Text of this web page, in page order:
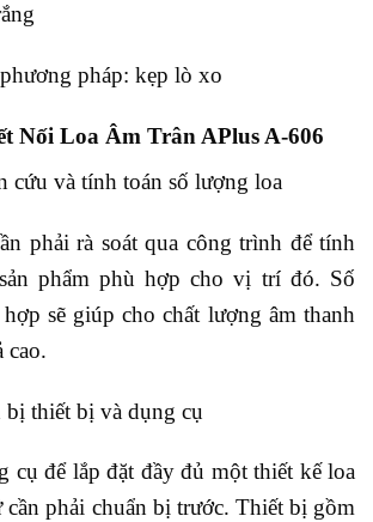
pháp: kẹp lò xo
Nối Loa Âm Trân APlus A-606
cứu và tính toán số lượng loa
phải rà soát qua công trình để tính
phẩm phù hợp cho vị trí đó. Số
sẽ giúp cho chất lượng âm thanh
cao.
thiết bị và dụng cụ
cụ để lắp đặt đầy đủ một thiết kế loa
phải chuẩn bị trước. Thiết bị gồm